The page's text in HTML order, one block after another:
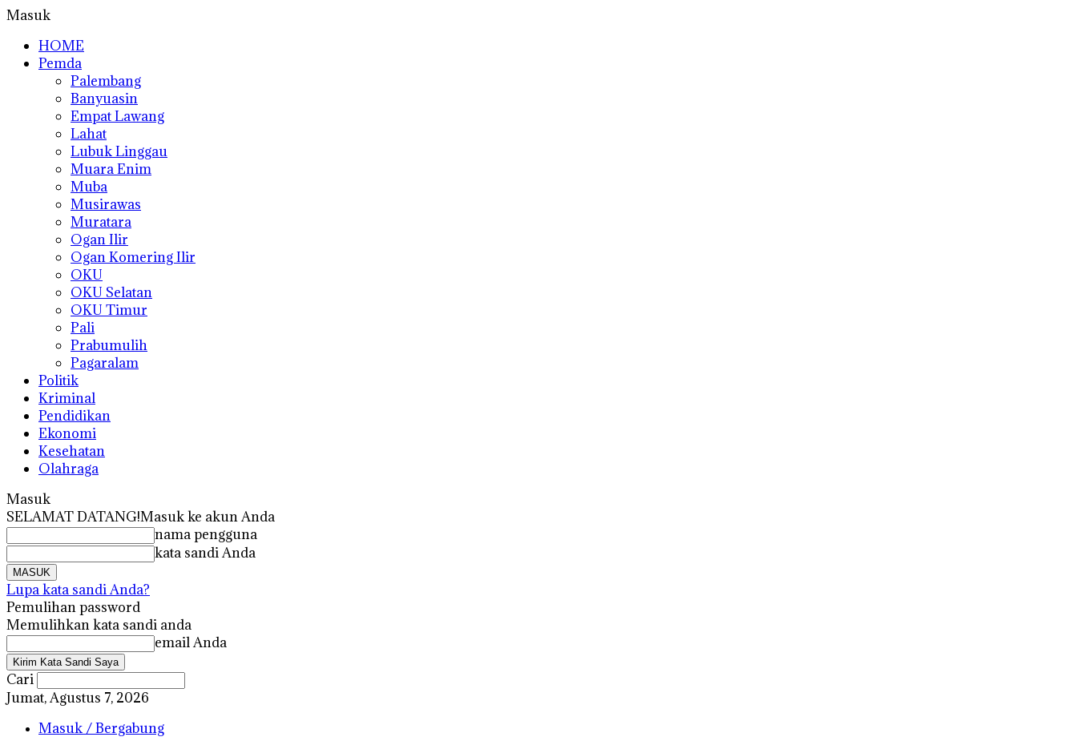
Masuk
HOME
Pemda
Palembang
Banyuasin
Empat Lawang
Lahat
Lubuk Linggau
Muara Enim
Muba
Musirawas
Muratara
Ogan Ilir
Ogan Komering Ilir
OKU
OKU Selatan
OKU Timur
Pali
Prabumulih
Pagaralam
Politik
Kriminal
Pendidikan
Ekonomi
Kesehatan
Olahraga
Masuk
SELAMAT DATANG!Masuk ke akun Anda
nama pengguna
kata sandi Anda
Lupa kata sandi Anda?
Pemulihan password
Memulihkan kata sandi anda
email Anda
Cari
Jumat, Agustus 7, 2026
Masuk / Bergabung